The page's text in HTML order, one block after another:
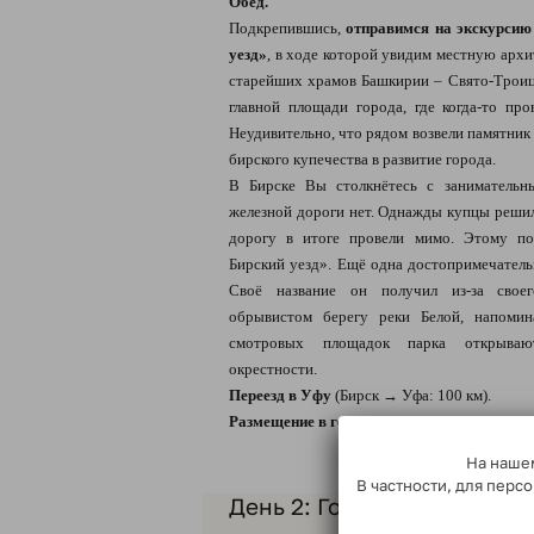
Подкрепившись,отправимся на
уезд», в ходе которой увидим местную
старейших храмов Башкирии – Свято-
главной площади города, где когда-то
Неудивительно, что рядом возвели
бирского купечества в развитие города.
В Бирске Вы столкнётесь с
железной дороги нет. Однажды купцы
дорогу в итоге провели мимо. Этому
Бирский уезд». Ещё одна
Своё название он получил из-за
обрывистом берегу реки Белой,
смотровых площадок парка
окрестности.
Переезд в Уфу (Бирск → Уфа: 100 км).
Размещение в гостинице.
День 2: Город трёх
На
В частности, для